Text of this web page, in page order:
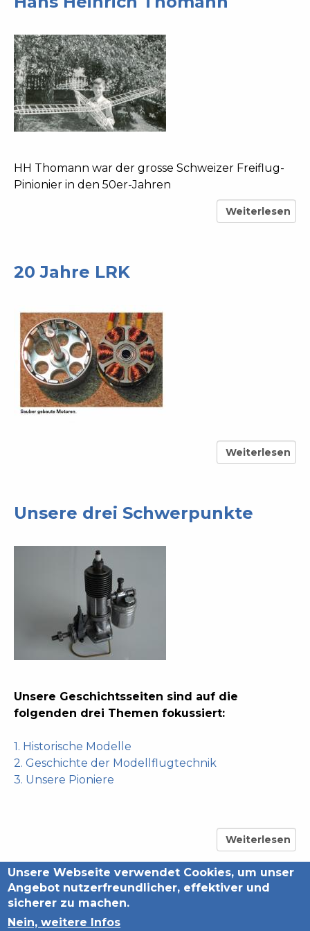
HH Thomann war der grosse Schweizer Freiflug-
Pinionier in den 50er-Jahren
Weiterlesen
über
20 Jahre LRK
Weiterlesen
über
LRK
Unsere drei Schwerpunkte
Unsere Geschichtsseiten sind auf die
folgenden drei Themen fokussiert:
1. Historische Modelle
2. Geschichte der Modellflugtechnik
3. Unsere Pioniere
Weiterlesen
über
Unsere
drei
Schwerpunkte
Back
to
Datenschutzerklärung
Unsere Webseite verwendet Cookies, um unser
Angebot nutzerfreundlicher, effektiver und
sicherer zu machen.
Nein, weitere Infos